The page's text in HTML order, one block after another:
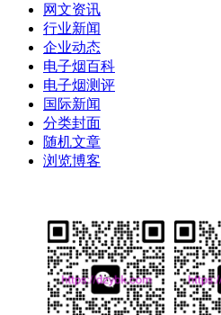
网文资讯
行业新闻
企业动态
电子烟百科
电子烟测评
国际新闻
分类封面
随机文章
浏览博客